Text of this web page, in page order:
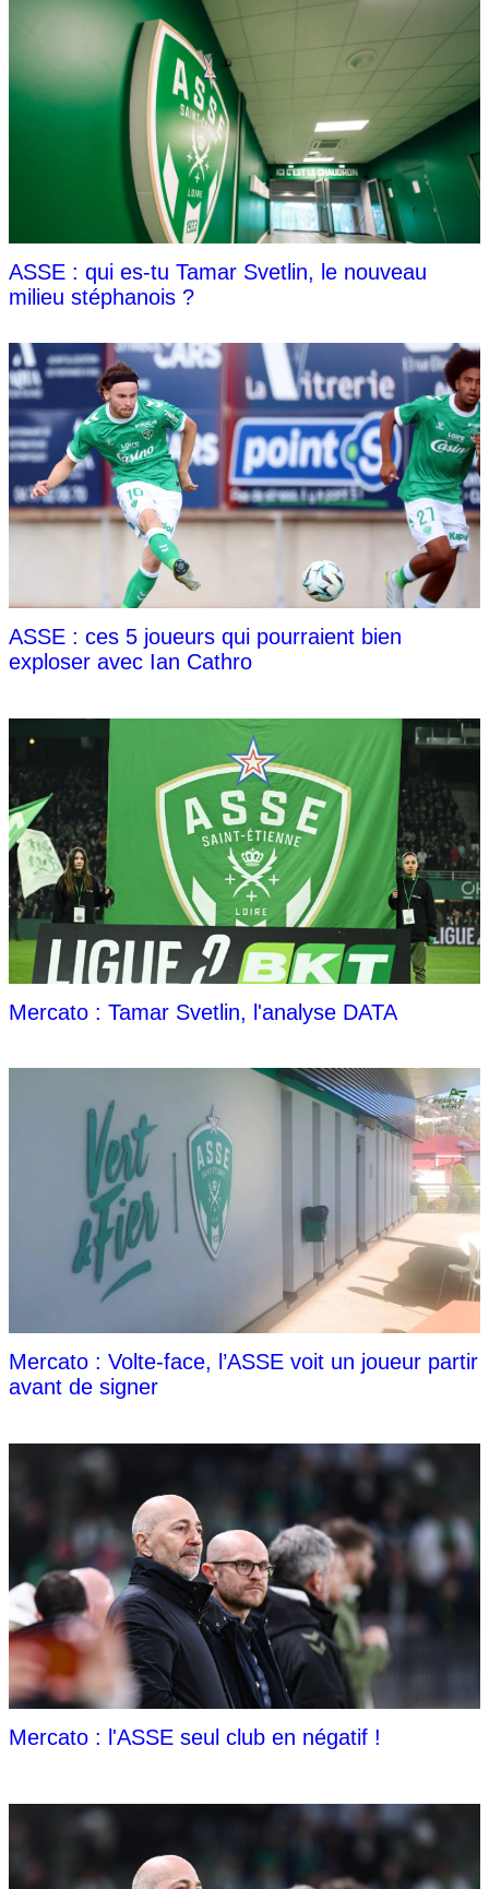
ASSE : qui es-tu Tamar Svetlin, le nouveau
milieu stéphanois ?
ASSE : ces 5 joueurs qui pourraient bien
exploser avec Ian Cathro
Mercato : Tamar Svetlin, l'analyse DATA
Mercato : Volte-face, l’ASSE voit un joueur partir
avant de signer
Mercato : l'ASSE seul club en négatif !